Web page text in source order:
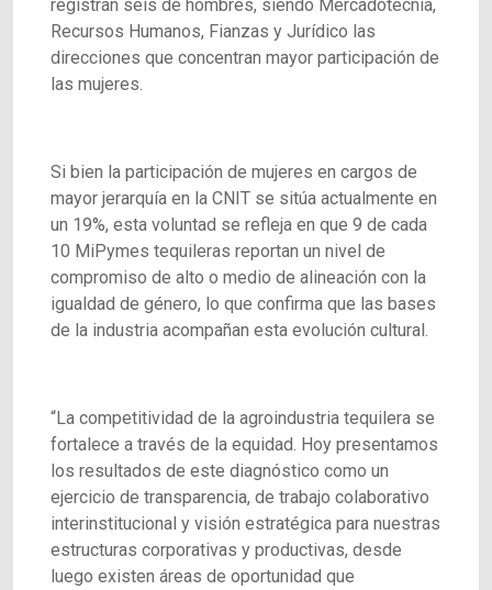
registran seis de hombres, siendo Mercadotecnia,
Recursos Humanos, Fianzas y Jurídico las
direcciones que concentran mayor participación de
las mujeres.
Si bien la participación de mujeres en cargos de
mayor jerarquía en la CNIT se sitúa actualmente en
un 19%, esta voluntad se refleja en que 9 de cada
10 MiPymes tequileras reportan un nivel de
compromiso de alto o medio de alineación con la
igualdad de género, lo que confirma que las bases
de la industria acompañan esta evolución cultural.
“La competitividad de la agroindustria tequilera se
fortalece a través de la equidad. Hoy presentamos
los resultados de este diagnóstico como un
ejercicio de transparencia, de trabajo colaborativo
interinstitucional y visión estratégica para nuestras
estructuras corporativas y productivas, desde
luego existen áreas de oportunidad que